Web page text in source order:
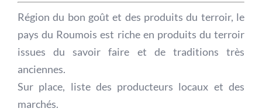
Région du bon goût et des produits du terroir, le
pays du Roumois est riche en produits du terroir
issues du savoir faire et de traditions très
anciennes.
Sur place, liste des producteurs locaux et des
marchés.